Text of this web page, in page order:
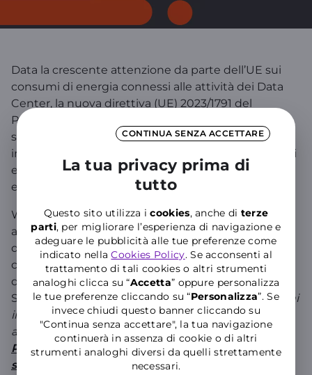
CONTINUA SENZA ACCETTARE
La tua privacy prima di
tutto
Questo sito utilizza icookies, anche di terze
parti, per migliorare l’esperienza di navigazione e
adeguare le pubblicità alle tue preferenze come
indicato nellaCookies Policy. Se acconsenti al
trattamento di tali cookies o altri strumenti
analoghi clicca su “Accetta” oppure personalizza
le tue preferenze cliccando su “Personalizza”. Se
invece chiudi questo banner cliccando su
"Continua senza accettare", la tua navigazione
continuerà in assenza di cookie o di altri
strumenti analoghi diversi da quelli strettamente
necessari.
Data la crescente attenzione da parte dell’UE sui
consumi di energia connessi alle attività dei Data
Center, la nuova direttiva (UE) 2023/1791 del
Parlamento europeo e del Consiglio del 13
settembre 2023 sull'efficienza energetica ha
introdotto la comunicazione obbligatoria dei dati di
efficienza energetica dei maggiori Data Center
europei.
Wind Tre, da sempre attenta all’ambiente e
all’efficienza energetica, ha ottemperato all’obbligo
di trasmissione dei dati sul portale UE dedicato,
comunicando gli indicatori di efficienza energetica
dei propri data center, nelle modalità previste dallo
Stato Italiano e in particolare dall’ Art. 16Disposizioni
in materia di obblighi di pubblicità dei centri dati -
attuazione delladirettiva (UE) 2023/1791 del
Parlamento europeo e del Consiglio, del 13
settembre 2023
del decreto DL 16 settembre 2024,